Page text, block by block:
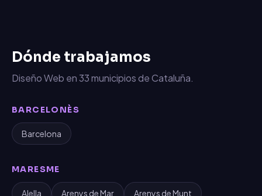
Dónde trabajamos
Diseño Web en33municipios de Cataluña.
BARCELONÈS
Barcelona
MARESME
Alella Arenys de Mar Arenys de Munt